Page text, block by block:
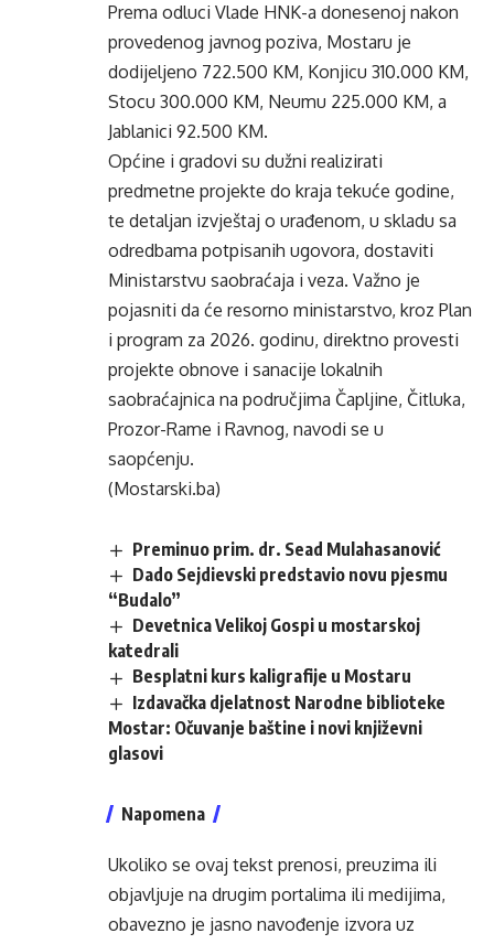
Prema odluci Vlade HNK-a donesenoj nakon
provedenog javnog poziva, Mostaru je
dodijeljeno 722.500 KM, Konjicu 310.000 KM,
Stocu 300.000 KM, Neumu 225.000 KM, a
Jablanici 92.500 KM.
Općine i gradovi su dužni realizirati
predmetne projekte do kraja tekuće godine,
te detaljan izvještaj o urađenom, u skladu sa
odredbama potpisanih ugovora, dostaviti
Ministarstvu saobraćaja i veza. Važno je
pojasniti da će resorno ministarstvo, kroz Plan
i program za 2026. godinu, direktno provesti
projekte obnove i sanacije lokalnih
saobraćajnica na područjima Čapljine, Čitluka,
Prozor-Rame i Ravnog, navodi se u
saopćenju.
(Mostarski.ba)
Preminuo prim. dr. Sead Mulahasanović
Dado Sejdievski predstavio novu pjesmu
“Budalo”
Devetnica Velikoj Gospi u mostarskoj
katedrali
Besplatni kurs kaligrafije u Mostaru
Izdavačka djelatnost Narodne biblioteke
Mostar: Očuvanje baštine i novi književni
glasovi
Napomena
Ukoliko se ovaj tekst prenosi, preuzima ili
objavljuje na drugim portalima ili medijima,
obavezno je jasno navođenje izvora uz